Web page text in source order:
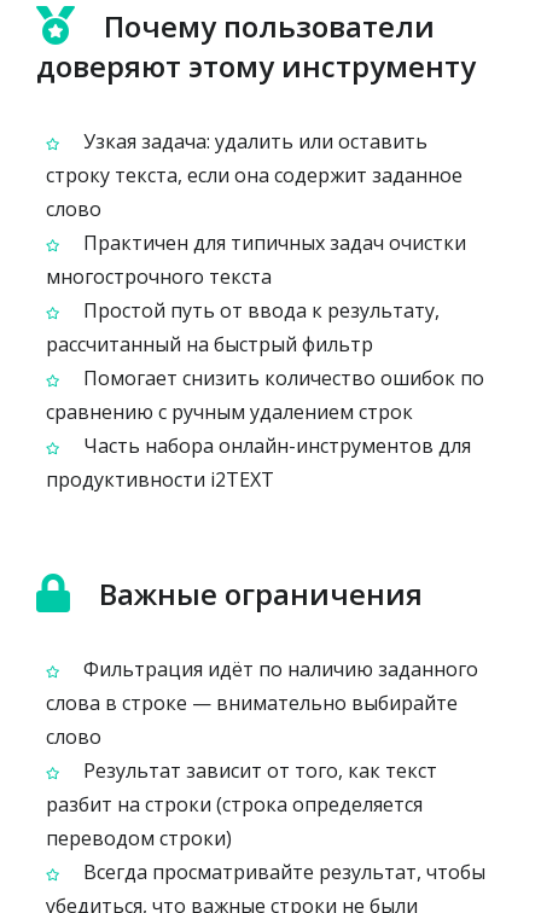
Почему пользователи
доверяют этому инструменту
Узкая задача: удалить или оставить
строку текста, если она содержит заданное
слово
Практичен для типичных задач очистки
многострочного текста
Простой путь от ввода к результату,
рассчитанный на быстрый фильтр
Помогает снизить количество ошибок по
сравнению с ручным удалением строк
Часть набора онлайн-инструментов для
продуктивности i2TEXT
Важные ограничения
Фильтрация идёт по наличию заданного
слова в строке — внимательно выбирайте
слово
Результат зависит от того, как текст
разбит на строки (строка определяется
переводом строки)
Всегда просматривайте результат, чтобы
убедиться, что важные строки не были